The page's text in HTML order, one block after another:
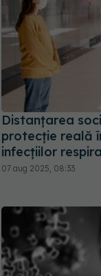
Distanțarea
protecție reală
infecțiilor
07 aug 2025, 08:33